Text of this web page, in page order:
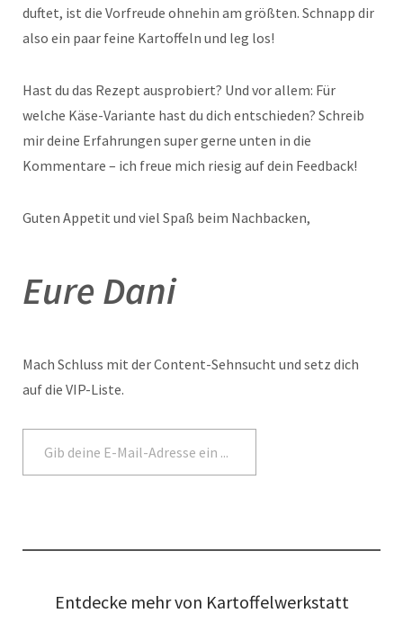
duftet, ist die Vorfreude ohnehin am größten. Schnapp dir
also ein paar feine Kartoffeln und leg los!
Hast du das Rezept ausprobiert? Und vor allem: Für
welche Käse-Variante hast du dich entschieden? Schreib
mir deine Erfahrungen super gerne unten in die
Kommentare – ich freue mich riesig auf dein Feedback!
Guten Appetit und viel Spaß beim Nachbacken,
Eure Dani
Mach Schluss mit der Content-Sehnsucht und setz dich
auf die VIP-Liste.
Entdecke mehr von Kartoffelwerkstatt